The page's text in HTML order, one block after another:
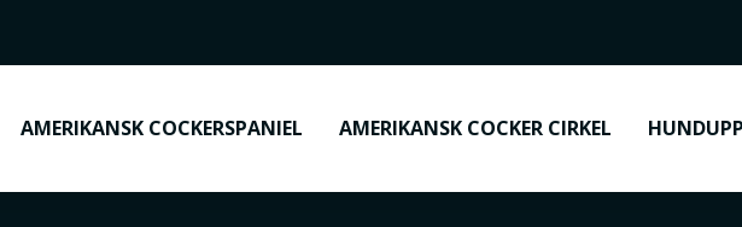
AMERIKANSK COCKERSPANIEL AMERIKANSK COCKER CIRKEL